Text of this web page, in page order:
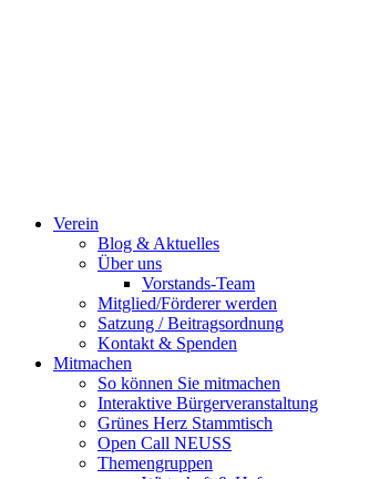
Verein
Blog & Aktuelles
Über uns
Vorstands-Team
Mitglied/Förderer werden
Satzung / Beitragsordnung
Kontakt & Spenden
Mitmachen
So können Sie mitmachen
Interaktive Bürgerveranstaltung
Grünes Herz Stammtisch
Open Call NEUSS
Themengruppen